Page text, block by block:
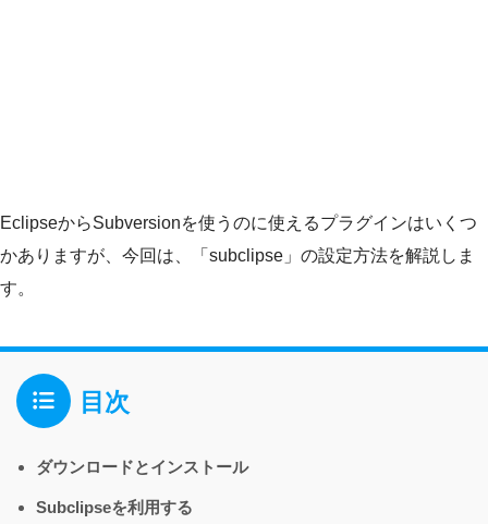
EclipseからSubversionを使うのに使えるプラグインはいくつ
かありますが、今回は、「subclipse」の設定方法を解説しま
す。
目次
ダウンロードとインストール
Subclipseを利用する